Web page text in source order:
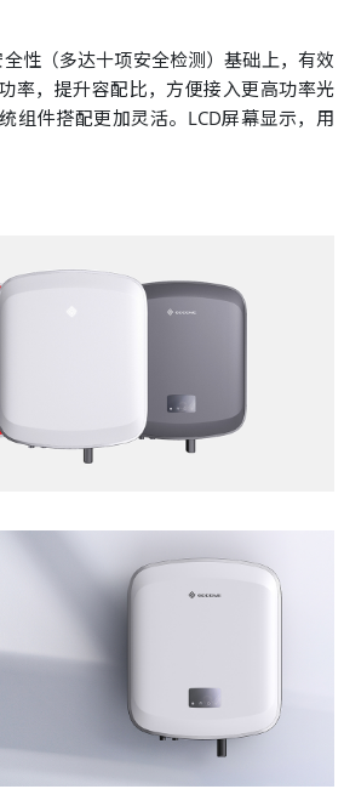
性（多达十项安全检测）基础上，有效
率，提升容配比，方便接入更高功率光
组件搭配更加灵活。LCD屏幕显示，用